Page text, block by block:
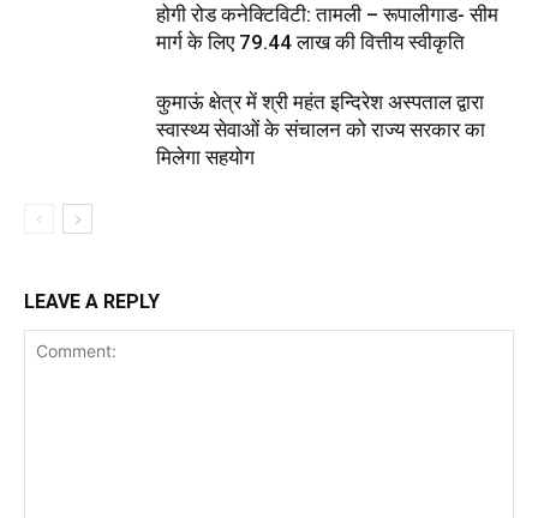
होगी रोड कनेक्टिविटी: तामली – रूपालीगाड- सीम
मार्ग के लिए ₹79.44 लाख की वित्तीय स्वीकृति
कुमाऊं क्षेत्र में श्री महंत इन्दिरेश अस्पताल द्वारा
स्वास्थ्य सेवाओं के संचालन को राज्य सरकार का
मिलेगा सहयोग
LEAVE A REPLY